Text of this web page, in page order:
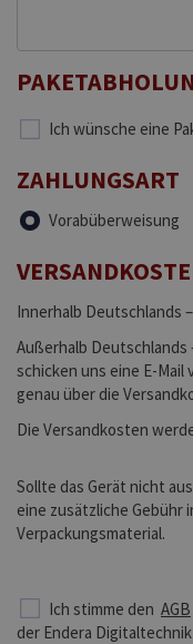
Ich wünsche eine
ZAHLUNGSART
Vorabüberweisung
Innerhalb Deutschlands –
Außerhalb Deutschlands
schicken uns eine E-
genau über die
Die Versandkosten
Sollte das Gerät nicht
eine zusätzliche Gebühr
Verpackungsmaterial.
Ich stimme den AGB
der Endera